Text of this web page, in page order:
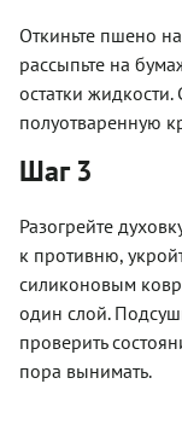
Откиньте пшено
рассыпьте на
остатки
полуотваренную
Шаг 3
Разогрейте
к противню,
силиконовым
один слой.
проверить
пора вынимать.